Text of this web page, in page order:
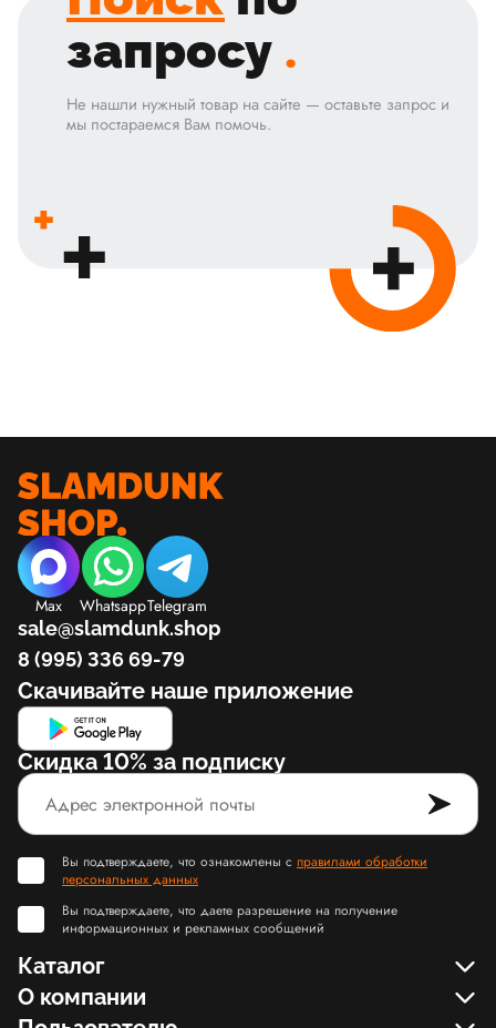
запросу .
Не нашли нужный товар на сайте — оставьте запрос и
мы постараемся Вам помочь.
Max WhatsappTelegram
sale@slamdunk.shop
8 (995) 336 69-79
Скачивайте наше приложение
Скидка 10% за подписку
Вы подтверждаете, что ознакомлены с правилами обработки
персональных данных
Вы подтверждаете, что даете разрешение на получение
информационных и рекламных сообщений
Каталог
О компании